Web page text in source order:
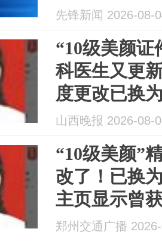
主页显示曾
事：她非常
先锋新闻 2026-08-
“10级美颜证
科医生又更
度更改已换
主页显示曾
事：她非常
山西晚报 2026-08-
“10级美颜”
改了！已换
主页显示曾
量达8.7万；
郑州交通广播